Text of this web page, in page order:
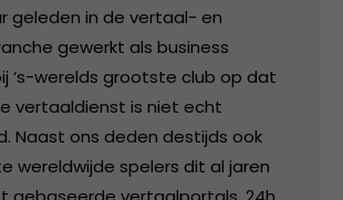
geleden in de vertaal- en
gewerkt als business
‘s-werelds grootste club op dat
vertaaldienst is niet echt
Naast ons deden destijds ook
wereldwijde spelers dit al jaren